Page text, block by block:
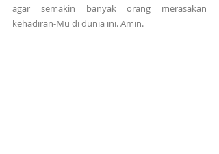
agar semakin banyak orang merasakan
kehadiran-Mu di dunia ini. Amin.